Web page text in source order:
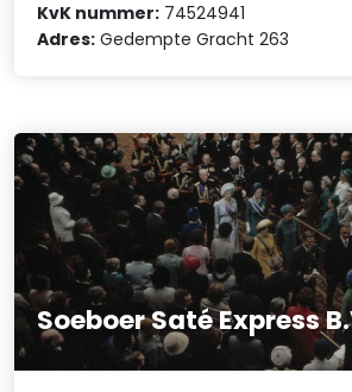
KvK nummer: 74524941
Adres: Gedempte Gracht 263
Soeboer Saté Express